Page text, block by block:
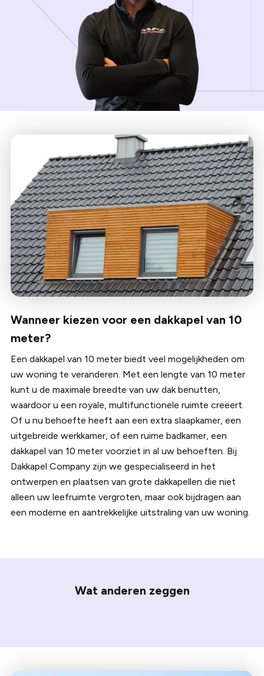
Wanneer kiezen voor een dakkapel van 10
meter?
Een dakkapel van 10 meter biedt veel mogelijkheden om
uw woning te veranderen. Met een lengte van 10 meter
kunt u de maximale breedte van uw dak benutten,
waardoor u een royale, multifunctionele ruimte creëert.
Of u nu behoefte heeft aan een extra slaapkamer, een
uitgebreide werkkamer, of een ruime badkamer, een
dakkapel van 10 meter voorziet in al uw behoeften. Bij
Dakkapel Company zijn we gespecialiseerd in het
ontwerpen en plaatsen van grote dakkapellen die niet
alleen uw leefruimte vergroten, maar ook bijdragen aan
een moderne en aantrekkelijke uitstraling van uw woning.
Wat anderen zeggen